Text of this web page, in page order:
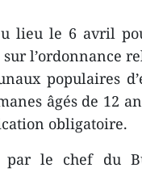
lieu le 6 avril
l’ordonnance
populaires
âgés de 12
obligatoire.
par le chef du